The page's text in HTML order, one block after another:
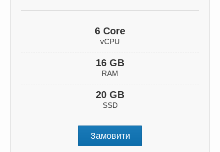
6 Core
vCPU
16 GB
RAM
20 GB
SSD
Замовити